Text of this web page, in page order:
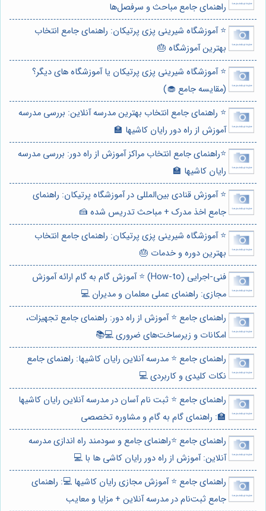
راهنمای جامع مباحث و سرفصل‌ها
⭐️ آموزشگاه شیرینی پزی پرتیکان: راهنمای جامع انتخاب
بهترین آموزشگاه 🎂
⭐️ آموزشگاه شیرینی پزی پرتیکان یا آموزشگاه های دیگر؟
(مقایسه جامع 🧁)
⭐️ راهنمای جامع انتخاب بهترین مدرسه آنلاین: بررسی مدرسه
آموزش از راه دور رایان کاشیها 🏫
⭐️راهنمای جامع انتخاب مراکز آموزش از راه دور: بررسی مدرسه
رایان کاشیها 🏫
⭐️ آموزش قنادی بین‌المللی در آموزشگاه پرتیکان: راهنمای
جامع اخذ مدرک + مباحث تدریس شده 🍰
⭐️ آموزشگاه شیرینی پزی پرتیکان: راهنمای جامع انتخاب
بهترین دوره و خدمات 🎂
فنی-اجرایی (How-to) ⭐️ آموزش گام به گام ارائه آموزش
مجازی: راهنمای عملی معلمان و مدیران 💻
راهنمای جامع ⭐️ آموزش از راه دور: راهنمای جامع تجهیزات،
امکانات و زیرساخت‌های ضروری 💻📚
راهنمای جامع ⭐️ مدرسه آنلاین رایان کاشیها: راهنمای جامع
نکات کلیدی و کاربردی 💻
راهنمای جامع ⭐️ ثبت نام آسان در مدرسه آنلاین رایان کاشیها
🏫: راهنمای گام به گام و مشاوره تخصصی
راهنمای جامع ⭐️راهنمای جامع و سودمند راه اندازی مدرسه
آنلاین: آموزش از راه دور رایان کاشی ها با 💻
راهنمای جامع ⭐️ آموزش مجازی رایان کاشیها 💻: راهنمای
جامع ثبت‌نام در مدرسه آنلاین + مزایا و معایب